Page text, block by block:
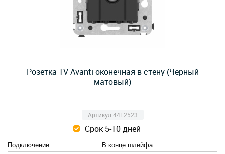
Розетка TV Avanti оконечная в стену (Черный
матовый)
Артикул 4412523
Срок 5-10 дней
Подключение
В конце шлейфа